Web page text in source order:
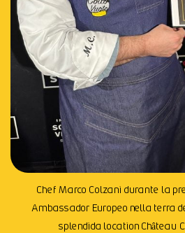
Chef Marco Colzani durante la
Ambassador Europeo nella terra
splendida location Château